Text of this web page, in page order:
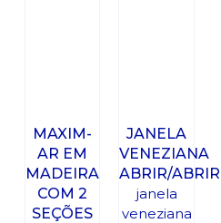
MAXIM-
AR EM
MADEIRA
COM 2
SEÇÕES
JANELA
VENEZIANA
ABRIR/ABRIR
janela
veneziana